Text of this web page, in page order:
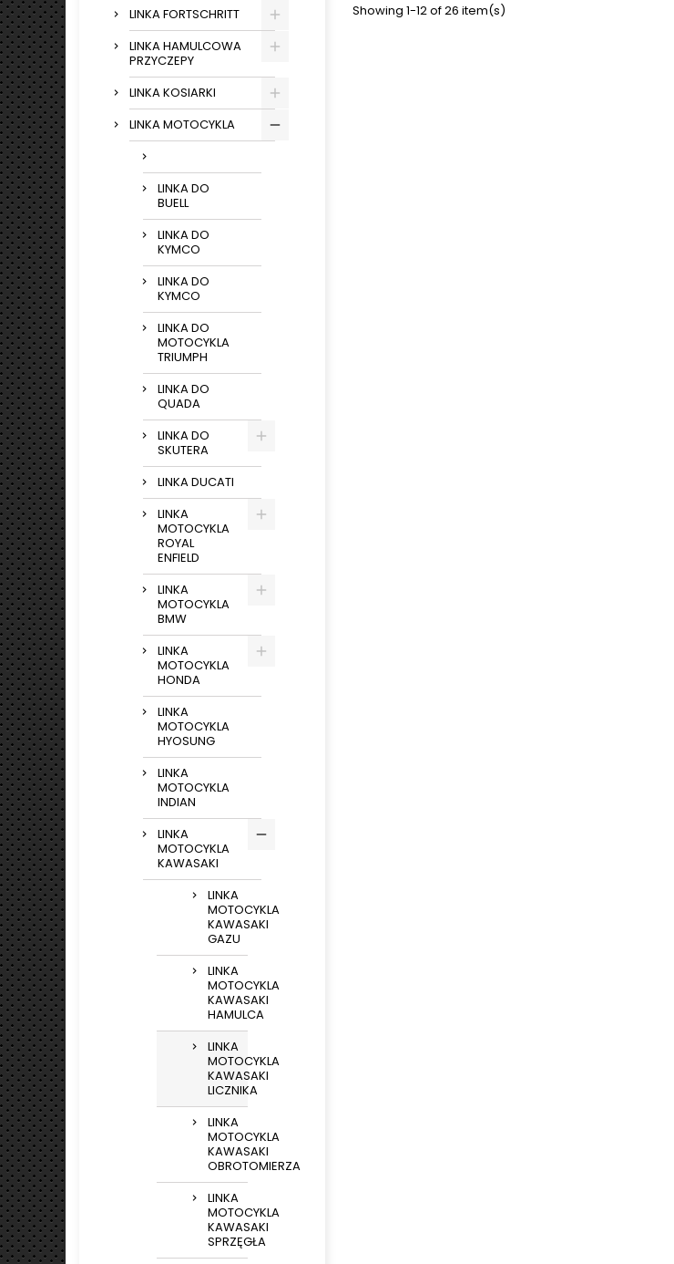
LINKA FORTSCHRITT
LINKA HAMULCOWA
PRZYCZEPY
LINKA KOSIARKI
LINKA MOTOCYKLA
LINKA DO
BUELL
LINKA DO
KYMCO
LINKA DO
KYMCO
LINKA DO
MOTOCYKLA
TRIUMPH
LINKA DO
QUADA
LINKA DO
SKUTERA
LINKA DUCATI
LINKA
MOTOCYKLA
ROYAL
ENFIELD
LINKA
MOTOCYKLA
BMW
LINKA
MOTOCYKLA
HONDA
LINKA
MOTOCYKLA
HYOSUNG
LINKA
MOTOCYKLA
INDIAN
LINKA
MOTOCYKLA
KAWASAKI
LINKA
MOTOCYKLA
KAWASAKI
GAZU
LINKA
MOTOCYKLA
KAWASAKI
HAMULCA
LINKA
MOTOCYKLA
KAWASAKI
LICZNIKA
LINKA
MOTOCYKLA
KAWASAKI
OBROTOMIERZA
LINKA
MOTOCYKLA
KAWASAKI
SPRZĘGŁA
Showing 1-12 of 26 item(s)